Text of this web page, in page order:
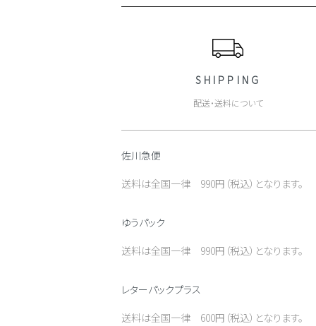
SHIPPING
配送・送料について
佐川急便
送料は全国一律 990円（税込）となります。
ゆうパック
送料は全国一律 990円（税込）となります。
レターパックプラス
送料は全国一律 600円（税込）となります。